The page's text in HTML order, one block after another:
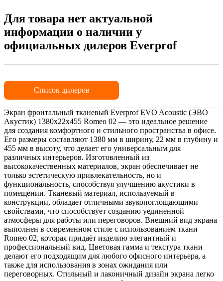
Для товара нет актуальной
информации о наличии у
официальных дилеров Everprof
Список дилеров
Экран фронтальный тканевый Everprof EVO Acoustic (ЭВО
Акустик) 1380х22x455 Romeo 02 — это идеальное решение
для создания комфортного и стильного пространства в офисе.
Его размеры составляют 1380 мм в ширину, 22 мм в глубину и
455 мм в высоту, что делает его универсальным для
различных интерьеров. Изготовленный из
высококачественных материалов, экран обеспечивает не
только эстетическую привлекательность, но и
функциональность, способствуя улучшению акустики в
помещении. Тканевый материал, используемый в
конструкции, обладает отличными звукопоглощающими
свойствами, что способствует созданию уединенной
атмосферы для работы или переговоров. Внешний вид экрана
выполнен в современном стиле с использованием ткани
Romeo 02, которая придаёт изделию элегантный и
профессиональный вид. Цветовая гамма и текстура ткани
делают его подходящим для любого офисного интерьера, а
также для использования в зонах ожидания или
переговорных. Стильный и лаконичный дизайн экрана легко